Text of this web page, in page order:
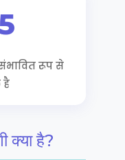
रूप से
है
क्या है?